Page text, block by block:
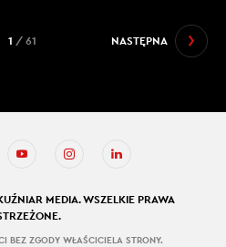
NASTĘPNA
1 / 61
MEDIA. WSZELKIE PRAWA
BEZ ZGODY WŁAŚCICIELA STRONY.